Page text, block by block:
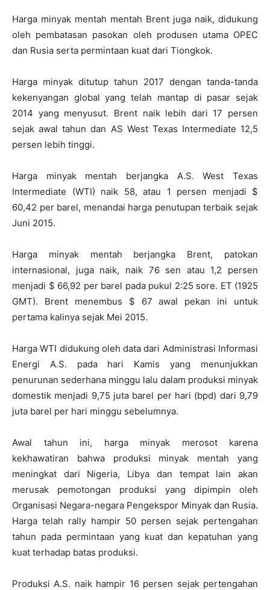
Harga minyak mentah mentah Brent juga naik, didukung
oleh pembatasan pasokan oleh produsen utama OPEC
dan Rusia serta permintaan kuat dari Tiongkok.
Harga minyak ditutup tahun 2017 dengan tanda-tanda
kekenyangan global yang telah mantap di pasar sejak
2014 yang menyusut. Brent naik lebih dari 17 persen
sejak awal tahun dan AS West Texas Intermediate 12,5
persen lebih tinggi.
Harga minyak mentah berjangka A.S. West Texas
Intermediate (WTI) naik 58, atau 1 persen menjadi $
60,42 per barel, menandai harga penutupan terbaik sejak
Juni 2015.
Harga minyak mentah berjangka Brent, patokan
internasional, juga naik, naik 76 sen atau 1,2 persen
menjadi $ 66,92 per barel pada pukul 2:25 sore. ET (1925
GMT). Brent menembus $ 67 awal pekan ini untuk
pertama kalinya sejak Mei 2015.
Harga WTI didukung oleh data dari Administrasi Informasi
Energi A.S. pada hari Kamis yang menunjukkan
penurunan sederhana minggu lalu dalam produksi minyak
domestik menjadi 9,75 juta barel per hari (bpd) dari 9,79
juta barel per hari minggu sebelumnya.
Awal tahun ini, harga minyak merosot karena
kekhawatiran bahwa produksi minyak mentah yang
meningkat dari Nigeria, Libya dan tempat lain akan
merusak pemotongan produksi yang dipimpin oleh
Organisasi Negara-negara Pengekspor Minyak dan Rusia.
Harga telah rally hampir 50 persen sejak pertengahan
tahun pada permintaan yang kuat dan kepatuhan yang
kuat terhadap batas produksi.
Produksi A.S. naik hampir 16 persen sejak pertengahan